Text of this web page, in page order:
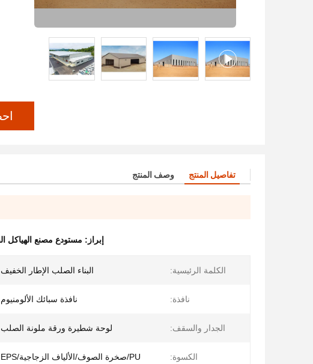
تفاصيل المنتج وصف المنتج
إبراز: مستودع مصنع الهياكل
الكلمة الرئيسية: البناء الصلب الإطار الخفيف
نافذة: نافذة سبائك الألومنيوم
الجدار والسقف: لوحة شطيرة ورقة ملونة الصلب
الكسوة: PU/صخرة الصوف/الألياف الزجاجية/EPS